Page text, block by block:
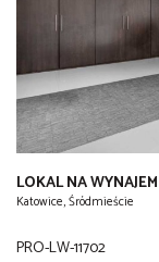
LOKAL NA WYNAJEM
Katowice, Śródmieście
PRO-LW-11702